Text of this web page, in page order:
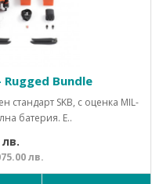
Rugged Bundle
стандарт SKB, с оценка MIL-
батерия. E..
лв.
лв.